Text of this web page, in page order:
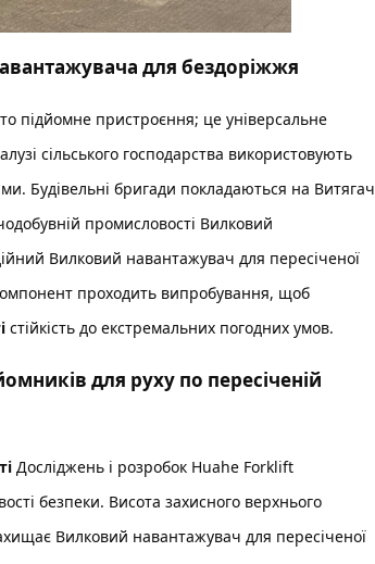
для бездоріжжя
підйомне пристроєння; це універсальне
сільського господарства використовують
Будівельні бригади покладаються на Витягач
промисловості Вилковий
Вилковий навантажувач для пересіченої
проходить випробування, щоб
стійкість до екстремальних погодних умов.
для руху по пересіченій
Досліджень і розробок Huahe Forklift
безпеки. Висота захисного верхнього
Вилковий навантажувач для пересіченої